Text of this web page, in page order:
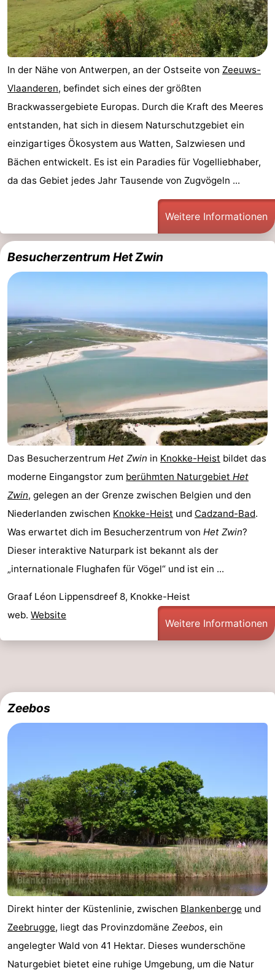
In der Nähe von Antwerpen, an der Ostseite von Zeeuws-
Vlaanderen, befindet sich eines der größten
Brackwassergebiete Europas. Durch die Kraft des Meeres
entstanden, hat sich in diesem Naturschutzgebiet ein
einzigartiges Ökosystem aus Watten, Salzwiesen und
Bächen entwickelt. Es ist ein Paradies für Vogelliebhaber,
da das Gebiet jedes Jahr Tausende von Zugvögeln ...
Weitere Informationen
Besucherzentrum Het Zwin
Das Besucherzentrum Het Zwin in Knokke-Heist bildet das
moderne Eingangstor zum berühmten Naturgebiet Het
Zwin, gelegen an der Grenze zwischen Belgien und den
Niederlanden zwischen Knokke-Heist und Cadzand-Bad.
Was erwartet dich im Besucherzentrum von Het Zwin?
Dieser interaktive Naturpark ist bekannt als der
„internationale Flughafen für Vögel“ und ist ein ...
Graaf Léon Lippensdreef 8, Knokke-Heist
web. Website
Weitere Informationen
Zeebos
Direkt hinter der Küstenlinie, zwischen Blankenberge und
Zeebrugge, liegt das Provinzdomäne Zeebos, ein
angelegter Wald von 41 Hektar. Dieses wunderschöne
Naturgebiet bietet eine ruhige Umgebung, um die Natur